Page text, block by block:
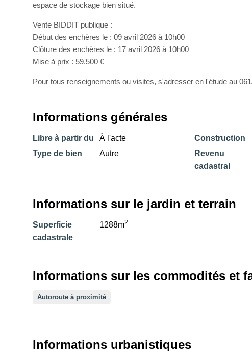
espace de stockage bien situé.
Vente BIDDIT publique :
Début des enchères le : 09 avril 2026 à 10h00
Clôture des enchères le : 17 avril 2026 à 10h00
Mise à prix : 59.500 €
Pour tous renseignements ou visites, s'adresser en l'étude au
Informations générales
Libre à partir du À l'acte Construction
Type de bien
Autre
Revenu
cadastral
Informations sur le jardin et terrain
Superficie
cadastrale
1288m2
Informations sur les commodités et
Autoroute à proximité
Informations urbanistiques